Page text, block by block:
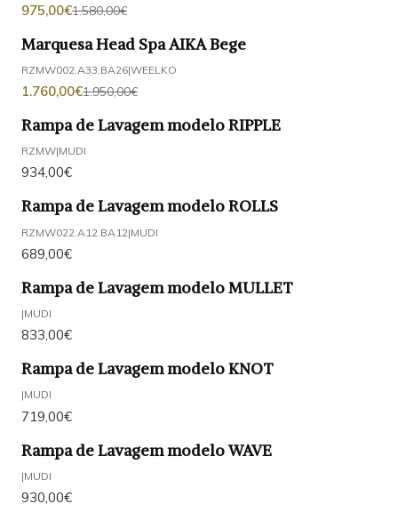
975,00€1.580,00€
-10%DESCONTO
Marquesa Head Spa AIKA Bege
RZMW002.A33.BA26|WEELKO
1.760,00€1.950,00€
Rampa de Lavagem modelo RIPPLE
RZMW|MUDI
934,00€
Rampa de Lavagem modelo ROLLS
RZMW022.A12.BA12|MUDI
689,00€
Rampa de Lavagem modelo MULLET
|MUDI
833,00€
Rampa de Lavagem modelo KNOT
|MUDI
719,00€
Rampa de Lavagem modelo WAVE
|MUDI
930,00€